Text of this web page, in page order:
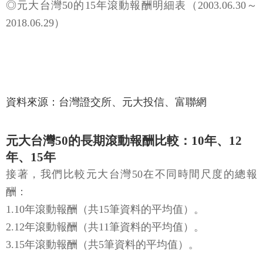
◎元大台灣50的15年滾動報酬明細表（2003.06.30～
2018.06.29）
資料來源：台灣證交所、元大投信、富聯網
元大台灣50的長期滾動報酬比較：10年、12
年、15年
接著，我們比較元大台灣50在不同時間尺度的總報
酬：
1.10年滾動報酬（共15筆資料的平均值）。
2.12年滾動報酬（共11筆資料的平均值）。
3.15年滾動報酬（共5筆資料的平均值）。